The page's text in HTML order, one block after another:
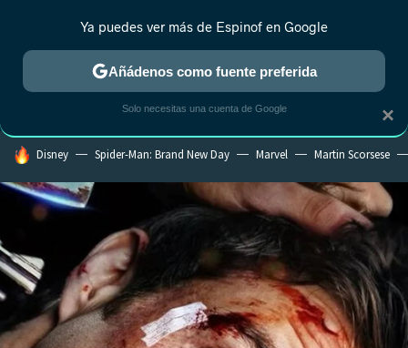
ESTRENOS REALITY ANIME RANKINGS CINE
HOY SE HABLA DE
Disney Spider-Man: Brand New Day Marvel Martin Scorsese
×
Ya puedes ver más de Espinof en Google
Añádenos como fuente preferida
Solo necesitas una cuenta de Google